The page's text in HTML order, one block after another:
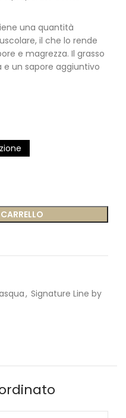
una quantità
il che lo rende
e magrezza. Il grasso
un sapore aggiuntivo
, Signature Line by